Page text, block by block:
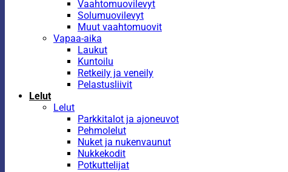
Vaahtomuovilevyt
Solumuovilevyt
Muut vaahtomuovit
Vapaa-aika
Laukut
Kuntoilu
Retkeily ja veneily
Pelastusliivit
Lelut
Lelut
Parkkitalot ja ajoneuvot
Pehmolelut
Nuket ja nukenvaunut
Nukkekodit
Potkuttelijat